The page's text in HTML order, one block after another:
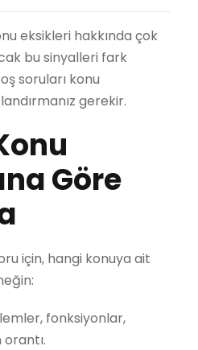
eksikleri hakkında çok
bu sinyalleri fark
soruları konu
gerekir.
Göre
için, hangi konuya ait
fonksiyonlar,